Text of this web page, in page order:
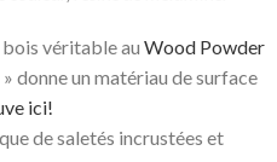
bois véritable au Wood Powder
donne un matériau de surface
ici!
de saletés incrustées et